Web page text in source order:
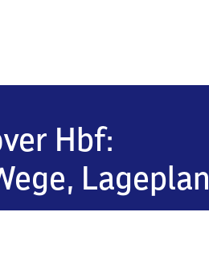
Hbf:
Lageplan